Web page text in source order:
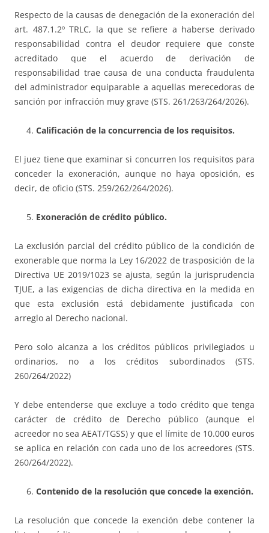
Respecto de la causas de denegación de la exoneración del
art. 487.1.2º TRLC, la que se refiere a haberse derivado
responsabilidad contra el deudor requiere que conste
acreditado que el acuerdo de derivación de
responsabilidad trae causa de una conducta fraudulenta
del administrador equiparable a aquellas merecedoras de
sanción por infracción muy grave (STS. 261/263/264/2026).
Calificación de la concurrencia de los requisitos.
El juez tiene que examinar si concurren los requisitos para
conceder la exoneración, aunque no haya oposición, es
decir, de oficio (STS. 259/262/264/2026).
Exoneración de crédito público.
La exclusión parcial del crédito público de la condición de
exonerable que norma la Ley 16/2022 de trasposición de la
Directiva UE 2019/1023 se ajusta, según la jurisprudencia
TJUE, a las exigencias de dicha directiva en la medida en
que esta exclusión está debidamente justificada con
arreglo al Derecho nacional.
Pero solo alcanza a los créditos públicos privilegiados u
ordinarios, no a los créditos subordinados (STS.
260/264/2022)
Y debe entenderse que excluye a todo crédito que tenga
carácter de crédito de Derecho público (aunque el
acreedor no sea AEAT/TGSS) y que el límite de 10.000 euros
se aplica en relación con cada uno de los acreedores (STS.
260/264/2022).
Contenido de la resolución que concede la exención.
La resolución que concede la exención debe contener la